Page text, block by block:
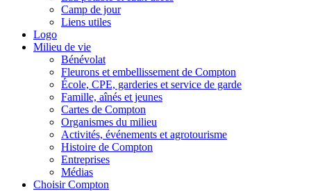
Camp de jour
Liens utiles
Logo
Milieu de vie
Bénévolat
Fleurons et embellissement de Compton
École, CPE, garderies et service de garde
Famille, aînés et jeunes
Cartes de Compton
Organismes du milieu
Activités, événements et agrotourisme
Histoire de Compton
Entreprises
Médias
Choisir Compton